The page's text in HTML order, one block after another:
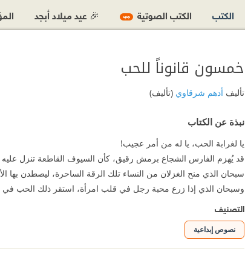
خمسون قانوناً للحب
تأليف أدهم شرقاوي(تأليف)
نبذة عن الكتاب
يا لغرابة الحب، يا له من أمر عجيب!
قد يُهزم الفارس الشجاع برمش رقيق، كأن السيوف القاطعة تنزل عليه
سبحان الذي منح الغزلان من النساء تلك الرقة الساحرة، ليصطدن بها
وسبحان الذي إذا زرع محبة رجل في قلب امرأة، استقر ذلك الحب في
التصنيف
نصوص إبداعية
الكتب الكتب الصوتية جديد 🎉 عيد ميلاد أبجد